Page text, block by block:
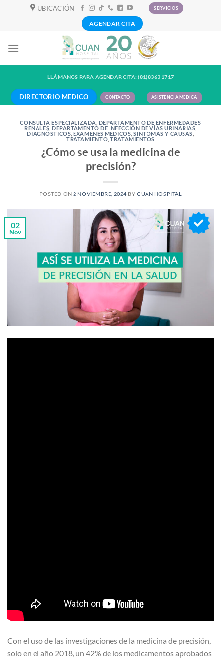
UBICACIÓN SERVICIOS
AGENDAR CITA
LLÁMANOS PARA AGENDAR CITA: (81) 8363 1717
DIRECTORIO MEDICO CONTACTO ASISTENCIA MÉDICA
CONSULTA ESPECIALIZADA DEPARTAMENTO DE ENFERMEDADES
RENALES ,DEPARTAMENTO DE INFECCIÓN DE VÍAS URINARIAS
DIAGNÓSTICOS ,EXAMENES MEDICOS ,SINTOMAS Y CAUSAS
TRATAMIENTO ,TRATAMIENTOS
¿Cómo se usa la medicina de
precisión?
POSTED ON 2 NOVIEMBRE, 2024 BYCUAN HOSPITAL
02
Nov
Con el uso de las investigaciones de la medicina de precisión,
solo en el año 2018, un 42% de los medicamentos aprobados